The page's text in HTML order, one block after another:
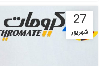
27
شهریور